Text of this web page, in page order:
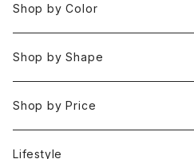
Necklaces
Rings
Earrings
Keychain Charms & Accessories
Water 水(癒し,潤い,鎮静)
Fire 火(情熱,勇気,希望)
Air 風(思考,表現,循環)
Eart 土(グラウンディング,安定,現実)
おみくじ
アイオライト
アクアマリン
アゲート
Shop by Color
Clear / White
Gold
Silver
Shop by Shape
Rough 原石
Tumbled タンブル
Shop by Price
Under ¥3000
Lifestyle